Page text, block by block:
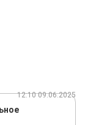
12:10 09.06.2025